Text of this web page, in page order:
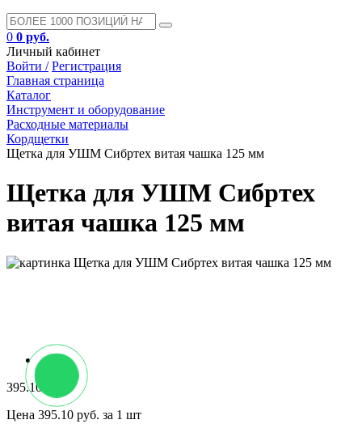
0 0 руб.
Личный кабинет
Войти / Регистрация
Главная страница
Каталог
Инструмент и оборудование
Расходные материалы
Кордщетки
Щетка для УШМ Сибртех витая чашка 125 мм
Щетка для УШМ Сибртех
витая чашка 125 мм
395.10 руб.
Цена 395.10 руб. за 1 шт